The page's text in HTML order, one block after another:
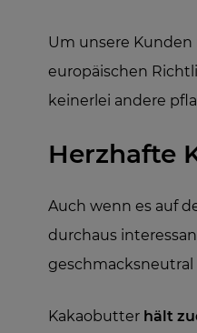
Um unsere
europäischen
keinerlei andere
Herzhafte
Auch wenn es auf
durchaus
Kakaobutter hält